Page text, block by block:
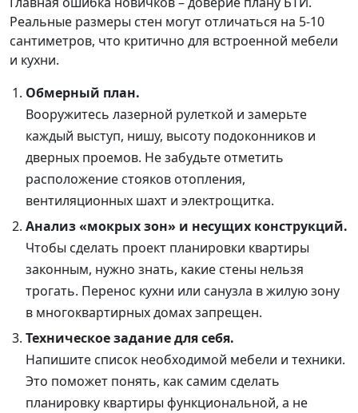
Реальные размеры стен могут отличаться на 5-10
сантиметров, что критично для встроенной мебели
и кухни.
Обмерный план.
Вооружитесь лазерной рулеткой и замерьте
каждый выступ, нишу, высоту подоконников и
дверных проемов. Не забудьте отметить
расположение стояков отопления,
вентиляционных шахт и электрощитка.
Анализ «мокрых зон» и несущих конструкций.
Чтобы сделать проект планировки квартиры
законным, нужно знать, какие стены нельзя
трогать. Перенос кухни или санузла в жилую зону
в многоквартирных домах запрещен.
Техническое задание для себя.
Напишите список необходимой мебели и техники.
Это поможет понять, как самим сделать
планировку квартиры функциональной, а не